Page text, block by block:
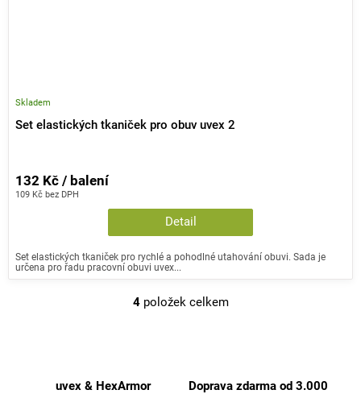
Set elastických tkaniček pro obuv uvex 2
Skladem
109 Kč bez DPH
132 Kč / balení
Detail
Set elastických tkaniček pro rychlé a pohodlné utahování obuvi. Sada je
určena pro řadu pracovní obuvi uvex...
O
4položek celkem
uvex & HexArmor
Doprava zdarma od 3.000